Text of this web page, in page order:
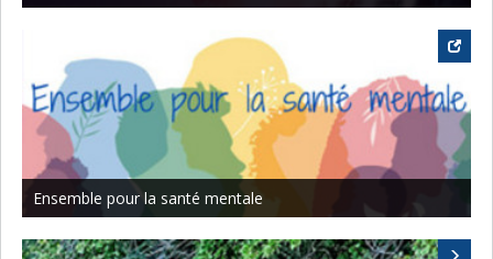
Ensemble pour la santé mentale